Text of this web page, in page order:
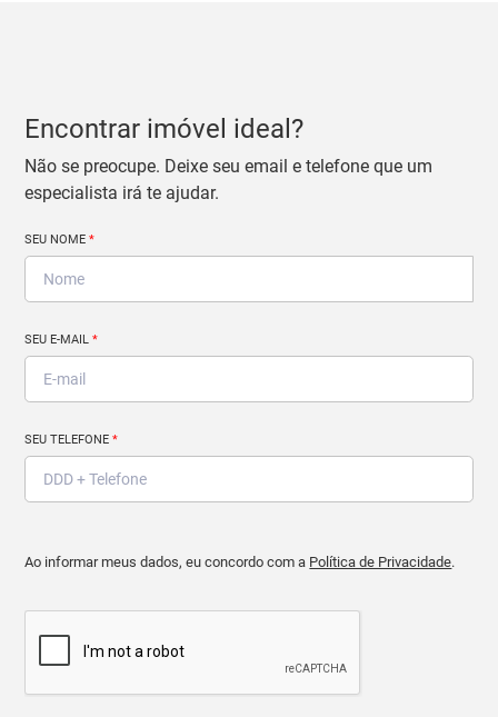
Encontrar imóvel ideal?
Não se preocupe. Deixe seu email e telefone que um
especialista irá te ajudar.
SEU NOME*
SEU E-MAIL*
SEU TELEFONE*
Ao informar meus dados, eu concordo com a Política de Privacidade.